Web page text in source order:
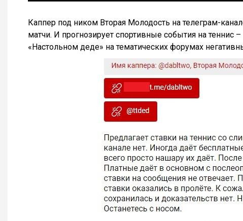
Каппер под ником Вторая Молодость на телеграм-
матчи. И прогнозирует спортивные события на теннис
«Настольном деде» на тематических форумах